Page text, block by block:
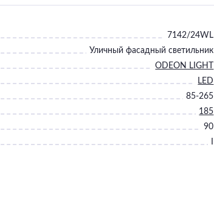
7142/24WL
Уличный фасадный светильник
ODEON LIGHT
LED
85-265
185
90